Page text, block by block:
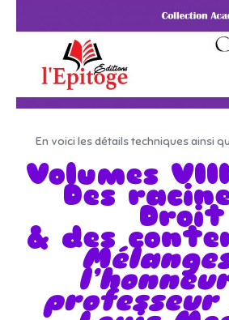
En voici les détails techniques ainsi
Volumes
Des
Droit
& des
professeur